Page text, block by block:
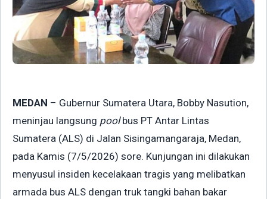
MEDAN – Gubernur Sumatera Utara, Bobby Nasution,
meninjau langsung poolbus PT Antar Lintas
Sumatera (ALS) di Jalan Sisingamangaraja, Medan,
pada Kamis (7/5/2026) sore. Kunjungan ini dilakukan
menyusul insiden kecelakaan tragis yang melibatkan
armada bus ALS dengan truk tangki bahan bakar